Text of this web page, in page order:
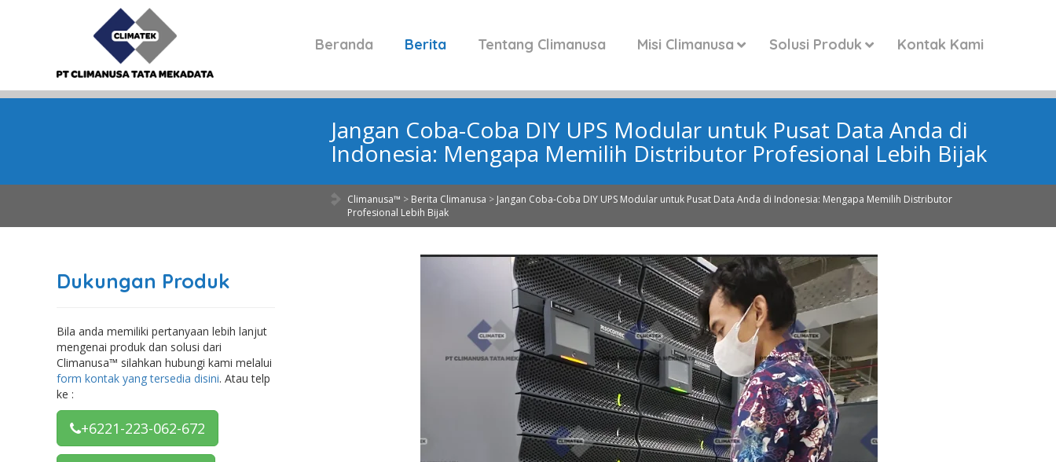
Beranda Berita Tentang Climanusa Misi Climanusa Solusi Produk Kontak Kami
Jangan Coba-Coba DIY UPS Modular untuk Pusat Data Anda di
Indonesia: Mengapa Memilih Distributor Profesional Lebih Bijak
Climanusa™ > Berita Climanusa > Jangan Coba-Coba DIY UPS Modular untuk Pusat Data Anda di Indonesia: Mengapa Memilih Distributor
Profesional Lebih Bijak
Dukungan Produk
Bila anda memiliki pertanyaan lebih lanjut
mengenai produk dan solusi dari
Climanusa™ silahkan hubungi kami melalui
form kontak yang tersedia disini. Atau telp
ke :
+6221-223-062-672